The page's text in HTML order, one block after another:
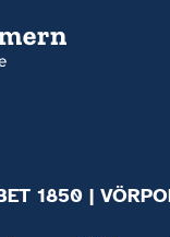
1850 |